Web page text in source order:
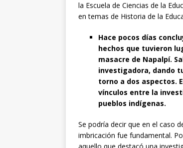
la Escuela de Ciencias de la
en temas de Historia de la
Hace pocos días
hechos que tuvieron
masacre de Napalpí.
investigadora, dando
torno a dos aspectos.
vínculos entre la
pueblos indígenas.
Se podría decir que en el caso
imbricación fue fundamental.